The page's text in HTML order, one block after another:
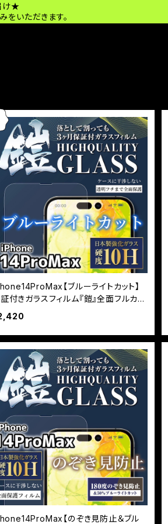
け★
いただきます。
【ブルーライトカット】
付きガラスフィルム『鎧』全面フルカバ
【のぞき見防止＆ブル